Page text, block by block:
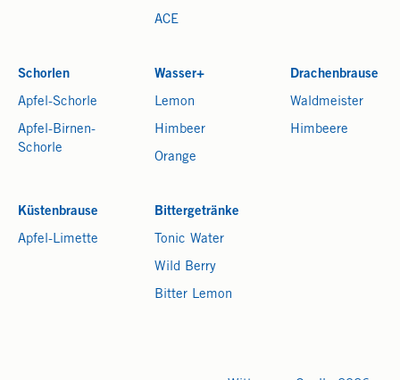
ACE
Schorlen
Apfel-Schorle
Apfel-Birnen-
Schorle
Wasser+
Lemon
Himbeer
Orange
Drachenbrause
Waldmeister
Himbeere
Küstenbrause
Apfel-Limette
Bittergetränke
Tonic Water
Wild Berry
Bitter Lemon